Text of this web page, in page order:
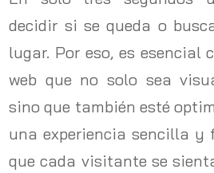
decidir si se queda o
lugar. Por eso, es
web que no solo sea
sino que también esté
una experiencia sencilla y
que cada visitante se